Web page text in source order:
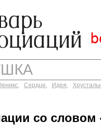
, Сердце, Идея,
со